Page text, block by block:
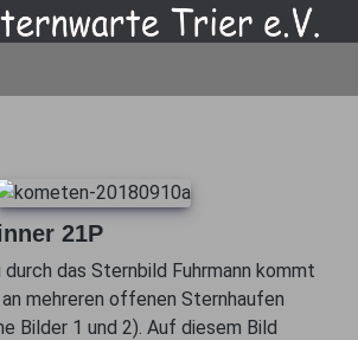
21P
das Sternbild Fuhrmann kommt
mehreren offenen Sternhaufen
Bilder 1 und 2). Auf diesem Bild